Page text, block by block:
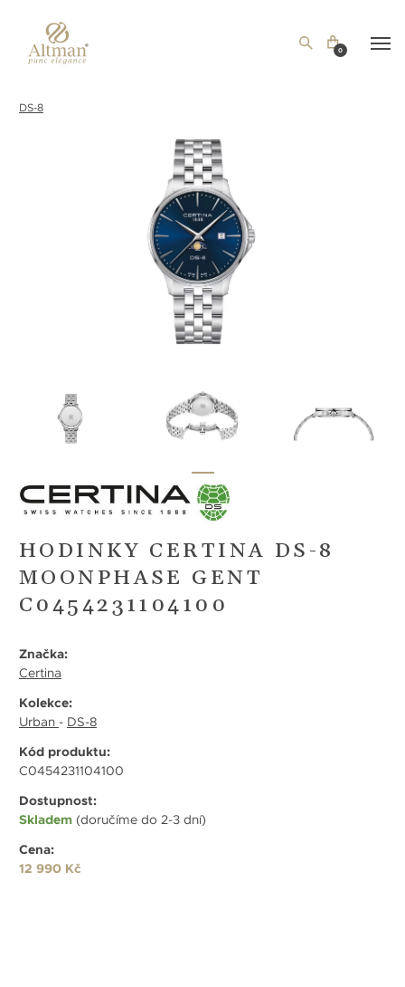
0
DS-8
HODINKY CERTINA DS-8
MOONPHASE GENT
C0454231104100
Značka:
Certina
Kolekce:
Urban - DS-8
Kód produktu:
C0454231104100
Dostupnost:
Skladem (doručíme do 2-3 dní)
Cena:
12 990 Kč